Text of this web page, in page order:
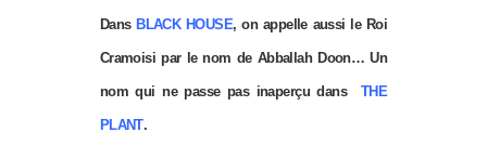
Dans BLACK HOUSE, on appelle aussi le Roi
Cramoisi par le nom de Abballah Doon… Un
nom qui ne passe pas inaperçu dans THE
PLANT.